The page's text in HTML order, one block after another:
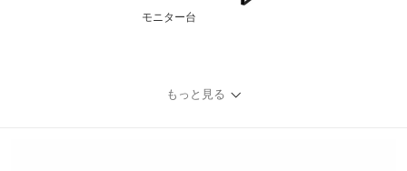
モニター台
もっと見る